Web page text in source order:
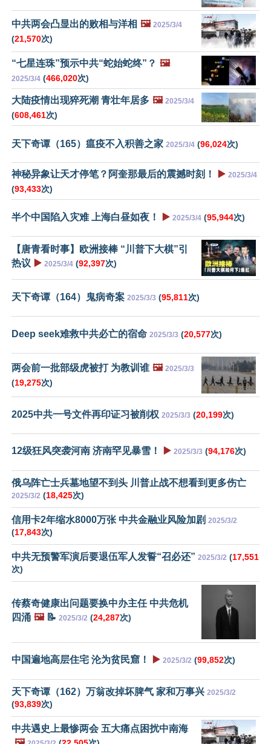
中共两会凸显出的败相与洋相 🖼️ 2025/3/4
(21,570次)
“七星连珠”预示中共“蛇始蛇终”？ 🖼️
2025/3/4 (466,020次)
大陆疫情出现猝死潮 青壮年居多 🖼️ 2025/3/4
(608,461次)
天下奇谭（165）瘟疫不入积善之家 2025/3/4 (96,024次)
神秘异象让天才停笔？阿奎那最后的震撼时刻！ ▶️ 2025/3/4
(93,433次)
半个中国陷入灾难 上海白昼如夜！ ▶️ 2025/3/4 (95,944次)
【唐青看时事】欧洲接棒 “川普下大棋”引
热议 ▶️ 2025/3/4 (92,397次)
天下奇谭（164）鬼病奇案 2025/3/3 (95,811次)
Deep seek难救中共必亡的宿命 2025/3/3 (20,577次)
两会前一批部级虎被打 为教训谁 🖼️ 2025/3/3
(19,275次)
2025中共一号文件再印证习被削权 2025/3/3 (20,199次)
12级狂风突袭河南 济南罕见暴雪！ ▶️ 2025/3/3 (94,176次)
俄乌阵亡士兵墓地望不到头 川普止战不想看到更多伤亡
2025/3/2 (18,425次)
信用卡2年缩水8000万张 中共金融业风险加剧 2025/3/2
(17,843次)
中共无预警军演后要退伍军人发誓“召必还” 2025/3/2 (17,551
次)
传蔡奇健康出问题要换中办主任 中共危机
四涌 🖼️📝 2025/3/2 (24,287次)
中国遍地高层住宅 沦为贫民窟！ ▶️ 2025/3/2 (99,852次)
天下奇谭（162）万翁改掉坏脾气 家和万事兴 2025/3/2
(93,839次)
中共遇史上最惨两会 五大痛点困扰中南海